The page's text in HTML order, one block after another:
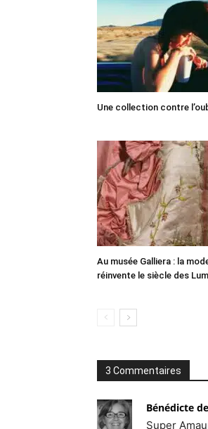
Une collection contre
Au musée Galliera : la
réinvente le siècle des
3 Commentaires
Bénédicte
Super